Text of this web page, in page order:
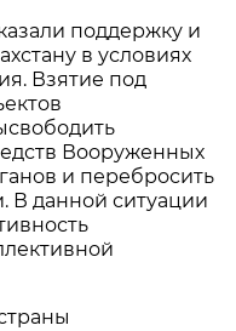
поддержку и
в условиях
Взятие под
Вооруженных
и перебросить
В данной ситуации